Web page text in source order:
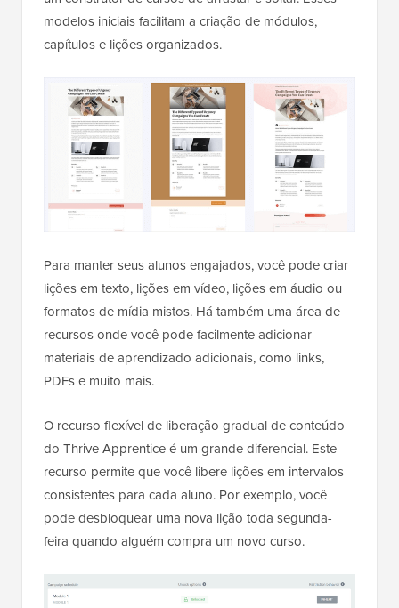
modelos iniciais facilitam a criação de módulos,
capítulos e lições organizados.
Para manter seus alunos engajados, você pode criar
lições em texto, lições em vídeo, lições em áudio ou
formatos de mídia mistos. Há também uma área de
recursos onde você pode facilmente adicionar
materiais de aprendizado adicionais, como links,
PDFs e muito mais.
O recurso flexível de liberação gradual de conteúdo
do Thrive Apprentice é um grande diferencial. Este
recurso permite que você libere lições em intervalos
consistentes para cada aluno. Por exemplo, você
pode desbloquear uma nova lição toda segunda-
feira quando alguém compra um novo curso.